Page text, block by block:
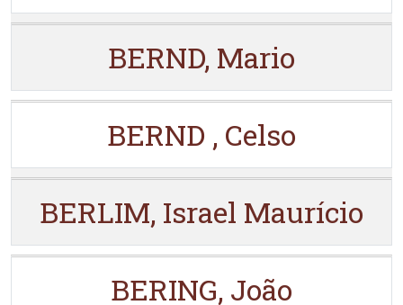
BERND, Mario
BERND , Celso
BERLIM, Israel Maurício
BERING, João